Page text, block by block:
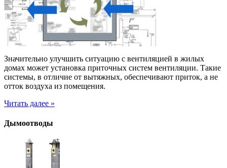
Значительно улучшить ситуацию с вентиляцией в жилых
домах может установка приточных систем вентиляции. Такие
системы, в отличие от вытяжных, обеспечивают приток, а не
отток воздуха из помещения.
Читать далее »
Дымоотводы